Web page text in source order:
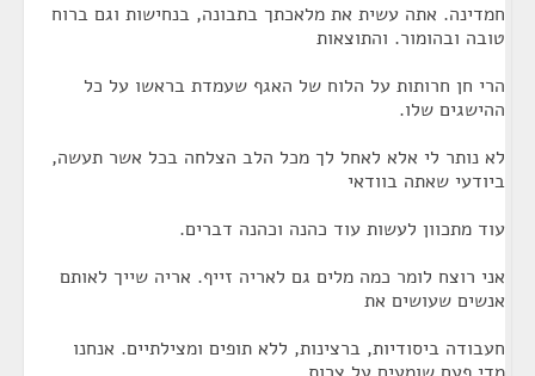
חמדינה. אתה עשית את מלאכתך בתבונה, בנחישות וגם ברוח
טובה ובהומור. והתוצאות
הרי חן חרותות על הלוח של האגף שעמדת בראשו על כל
ההישגים שלו.
לא נותר לי אלא לאחל לך מכל הלב הצלחה בכל אשר תעשה,
ביודעי שאתה בוודאי
עוד מתכוון לעשות עוד כהנה וכהנה דברים.
אני רוצח לומר כמה מלים גם לאריה זייף. אריה שייך לאותם
אנשים שעושים את
חעבודה ביסודיות, ברצינות, ללא תופים ומצילתיים. אנחנו